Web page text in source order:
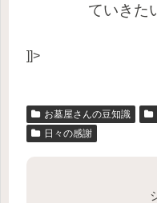
ていきた
]]>
お墓屋さんの豆知識
日々の感謝